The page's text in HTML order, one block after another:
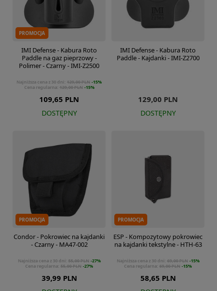
PROMOCJA
IMI Defense - Kabura Roto
Paddle na gaz pieprzowy -
Polimer - Czarny - IMI-Z2500
109,65 PLN
Najniższa cena z 30 dni: 129,00 PLN -15%
Cena regularna: 129,00 PLN -15%
DOSTĘPNY
IMI Defense - Kabura Roto
Paddle - Kajdanki - IMI-Z2700
129,00 PLN
DOSTĘPNY
PROMOCJA
Condor - Pokrowiec na kajdanki
- Czarny - MA47-002
39,99 PLN
Najniższa cena z 30 dni: 55,00 PLN -27%
Cena regularna: 55,00 PLN -27%
PROMOCJA
ESP - Kompozytowy pokrowiec
na kajdanki tekstylne - HTH-63
58,65 PLN
Najniższa cena z 30 dni: 69,00 PLN -15%
Cena regularna: 69,00 PLN -15%